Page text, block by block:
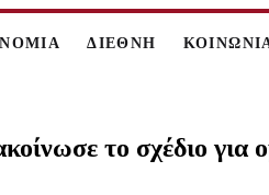
ΔΙΕΘΝΗ
το σχέδιο